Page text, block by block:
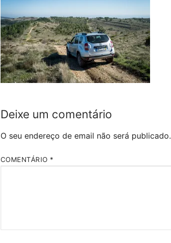
Deixe um comentário
O seu endereço de email não será publicado.
COMENTÁRIO *